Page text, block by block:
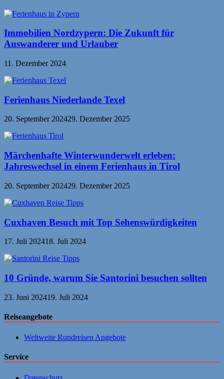
Immobilien Nordzypern: Die Zukunft für
Auswanderer und Urlauber
11. Dezember 2024
Ferienhaus Niederlande Texel
20. September 202429. Dezember 2025
Märchenhafte Winterwunderwelt erleben:
Jahreswechsel in einem Ferienhaus in Tirol
20. September 202429. Dezember 2025
Cuxhaven Besuch mit Top Sehenswürdigkeiten
17. Juli 202418. Juli 2024
10 Gründe, warum Sie Santorini besuchen sollten
23. Juni 202419. Juli 2024
Reiseangebote
Weltweite Rundreisen Angebote
Service